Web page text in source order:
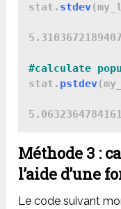
stat. stdev
#calculate
stat. pstdev
Méthode 3 :
l’aide d’une
Le code suivant